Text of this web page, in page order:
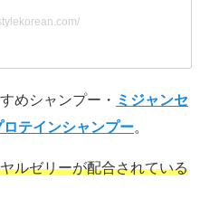
めシャンプー・ ミジャンセ
テインシャンプー。
ルゼリーが配合されている